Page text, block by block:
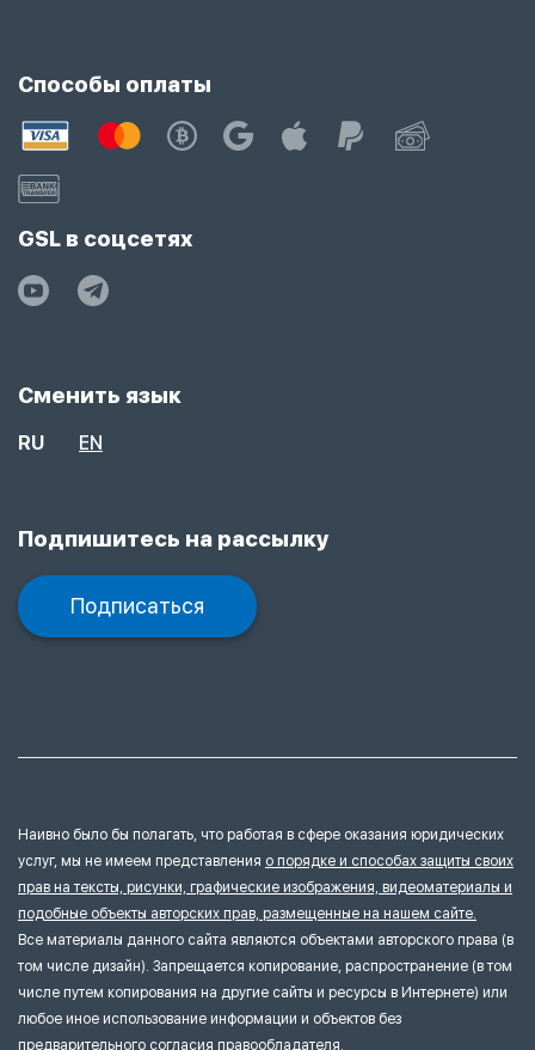
Способы оплаты
GSL в соцсетях
Сменить язык
RU EN
Подпишитесь на рассылку
Подписаться
Наивно было бы полагать, что работая в сфере оказания юридических
услуг, мы не имеем представления о порядке и способах защиты своих
прав на тексты, рисунки, графические изображения, видеоматериалы и
подобные объекты авторских прав, размещенные на нашем сайте.
Все материалы данного сайта являются объектами авторского права (в
том числе дизайн). Запрещается копирование, распространение (в том
числе путем копирования на другие сайты и ресурсы в Интернете) или
любое иное использование информации и объектов без
предварительного согласия правообладателя.